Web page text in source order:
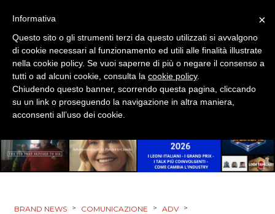
PROMOZIONI
PRODOTTI
CSR
BRAND NEWS > COMUNICAZIONE > ADV >
×
Informativa
Questo sito o gli strumenti terzi da questo utilizzati si avvalgono
di cookie necessari al funzionamento ed utili alle finalità illustrate
nella cookie policy. Se vuoi saperne di più o negare il consenso a
tutti o ad alcuni cookie, consulta la cookie policy.
Chiudendo questo banner, scorrendo questa pagina, cliccando
su un link o proseguendo la navigazione in altra maniera,
acconsenti all’uso dei cookie.